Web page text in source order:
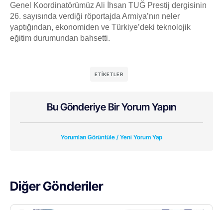
Genel Koordinatörümüz Ali İhsan TUĞ Prestij dergisinin
26. sayısında verdiği röportajda Armiya’nın neler
yaptığından, ekonomiden ve Türkiye’deki teknolojik
eğitim durumundan bahsetti.
ETIKETLER
Bu Gönderiye Bir Yorum Yapın
Yorumları Görüntüle / Yeni Yorum Yap
Diğer Gönderiler